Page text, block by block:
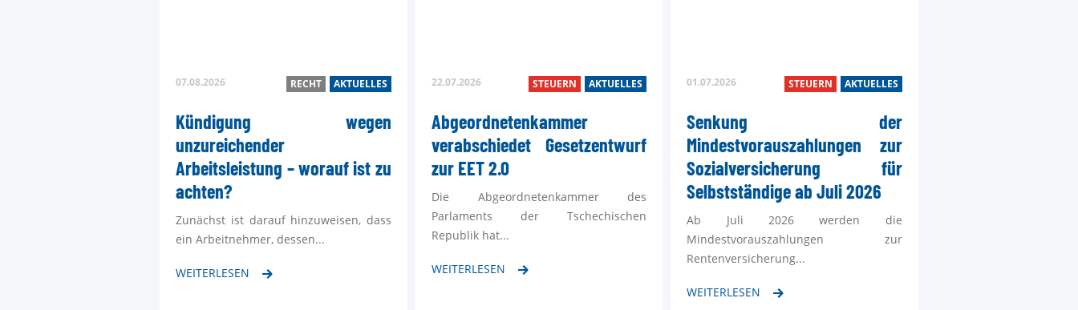
07.08.2026 RECHT AKTUELLES
Kündigung wegen
unzureichender
Arbeitsleistung – worauf ist zu
achten?
Zunächst ist darauf hinzuweisen, dass
ein Arbeitnehmer, dessen...
WEITERLESEN
22.07.2026 STEUERN AKTUELLES
Abgeordnetenkammer
verabschiedet Gesetzentwurf
zur EET 2.0
Die Abgeordnetenkammer des
Parlaments der Tschechischen
Republik hat...
WEITERLESEN
01.07.2026 STEUERN AKTUELLES
Senkung der
Mindestvorauszahlungen zur
Sozialversicherung für
Selbstständige ab Juli 2026
Ab Juli 2026 werden die
Mindestvorauszahlungen zur
Rentenversicherung...
WEITERLESEN